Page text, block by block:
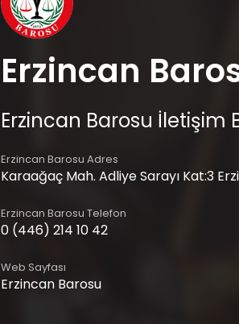
Erzincan
Erzincan Barosu İletişim
Erzincan Barosu Adres
Karaağaç Mah. Adliye Sarayı Kat:3
Erzincan Barosu Telefon
0 (446) 214 10 42
Web Sayfası
Erzincan Barosu